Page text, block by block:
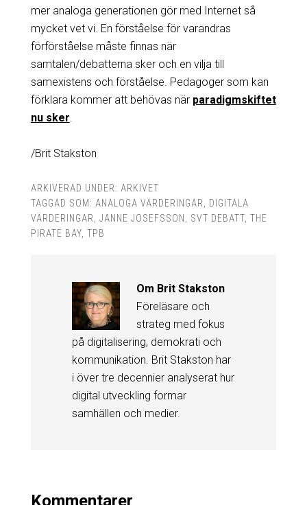
mer analoga generationen gör med Internet så
mycket vet vi. En förståelse för varandras
förförståelse måste finnas när
samtalen/debatterna sker och en vilja till
samexistens och förståelse. Pedagoger som kan
förklara kommer att behövas när paradigmskiftet
nu sker
/Brit Stakston
ARKIVERAD UNDER: ARKIVET
TAGGAD SOM: ANALOGA VÄRDERINGAR
DIGITALA
VÄRDERINGAR
JANNE JOSEFSSON SVT DEBATT, THE
PIRATE BAY, TPB
Om Brit Stakston
Föreläsare och
strateg med fokus
på digitalisering, demokrati och
kommunikation. Brit Stakston har
i över tre decennier analyserat hur
digital utveckling formar
samhällen och medier.
Kommentarer